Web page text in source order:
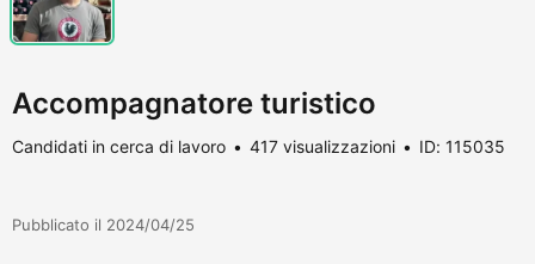
Accompagnatore turistico
Candidati in cerca di lavoro 417 visualizzazioni ID: 115035
Pubblicato il 2024/04/25